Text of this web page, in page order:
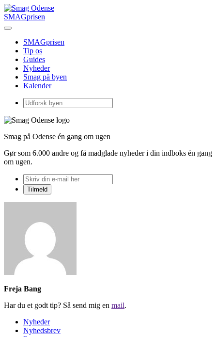
SMAGprisen
SMAGprisen
Tip os
Guides
Nyheder
Smag på byen
Kalender
Smag på Odense én gang om ugen
Gør som 6.000 andre og få madglade nyheder i din indboks én gang
om ugen.
Freja Bang
Har du et godt tip? Så send mig en mail.
Nyheder
Nyhedsbrev